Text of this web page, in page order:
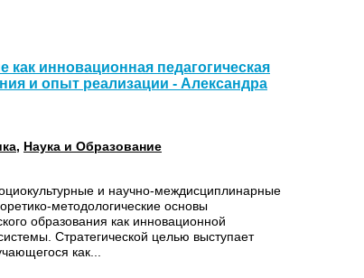
как инновационная педагогическая
и опыт реализации - Александра
, Наука и Образование
и научно-междисциплинарные
методологические основы
образования как инновационной
Стратегической целью выступает
как...